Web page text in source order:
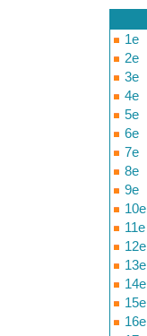
1e
2e
3e
4e
5e
6e
7e
8e
9e
10e
11e
12e
13e
14e
15e
16e